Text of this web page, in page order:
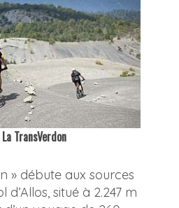
TransVerdon
» débute aux sources
situé à 2.247 m